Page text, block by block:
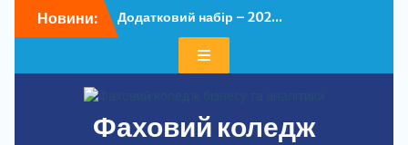
доНовини:
Додатковий набір – 202...
У ФКБА НАСОА
Фаховий коледж